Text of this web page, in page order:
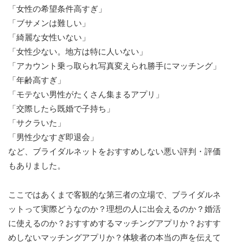
「女性の希望条件高すぎ」
「ブサメンは難しい」
「綺麗な女性いない」
「女性少ない。地方は特に人いない」
「アカウント乗っ取られ写真変えられ勝手にマッチング」
「年齢高すぎ」
「モテない男性がたくさん集まるアプリ」
「交際したら既婚で子持ち」
「サクラいた」
「男性少なすぎ即退会」
など、ブライダルネットをおすすめしない悪い評判・評価
もありました。
ここではあくまで客観的な第三者の立場で、ブライダルネ
ットって実際どうなのか？理想の人に出会えるのか？婚活
に使えるのか？おすすめするマッチングアプリか？おすす
めしないマッチングアプリか？体験者の本当の声を伝えて